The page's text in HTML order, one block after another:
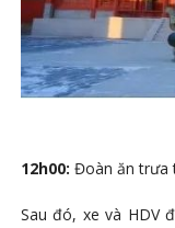
12h00: Đoàn ăn trưa
Sau đó, xe và HDV